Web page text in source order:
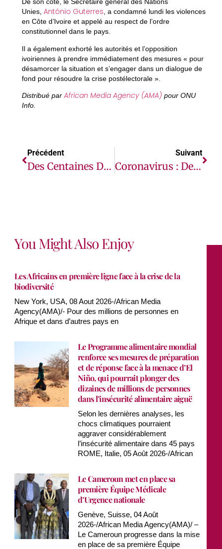
De son côté, le Secrétaire général des Nations
Unies, António Guterres, a condamné lundi les violences
en Côte d’Ivoire et appelé au respect de l’ordre
constitutionnel dans le pays.
Il a également exhorté les autorités et l’opposition
ivoiriennes à prendre immédiatement des mesures « pour
désamorcer la situation et s’engager dans un dialogue de
fond pour résoudre la crise postélectorale ».
Distribué par African Media Agency (AMA) pour ONU
Info.
Précédent
Des Centaines D’Ethiopiens Fuyant Les Combats Se Sont Réfugiés Au Soudan (HCR)
Suivant
Coronavirus : Des Millions De Migrants Et De Déplacés Internes Pris Au Piège (ONU)
You Might Also Enjoy
Les Africains en première ligne face à la crise de la
biodiversité
New York, USA, 08 Aout 2026-/African Media
Agency(AMA)/- Pour des millions de personnes en
Afrique et dans d’autres pays en
Le Programme alimentaire mondial
renforce ses mesures de préparation
et de réponse face à la menace d’El
Niño, qui pourrait plonger des
dizaines de millions de personnes
dans l’insécurité alimentaire aiguë
Selon les dernières analyses, les
chocs climatiques pourraient
aggraver considérablement
l’insécurité alimentaire dans 45 pays
ROME, Italie, 05 Août 2026-/African
Le Cameroun met en place sa
première Équipe Médicale
d’Urgence nationale
Genève, Suisse, 04 Août
2026-/African Media Agency(AMA)/ –
Le Cameroun progresse dans la mise
en place de sa première Équipe